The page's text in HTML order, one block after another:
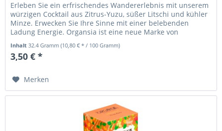
Erleben Sie ein erfrischendes Wandererlebnis mit unserem
würzigen Cocktail aus Zitrus-Yuzu, süßer Litschi und kühler
Minze. Erwecken Sie Ihre Sinne mit einer belebenden
Ladung Energie. Organsia ist eine neue Marke von
Inhalt32.4 Gramm(10,80 € * / 100 Gramm)
3,50 € *
Merken